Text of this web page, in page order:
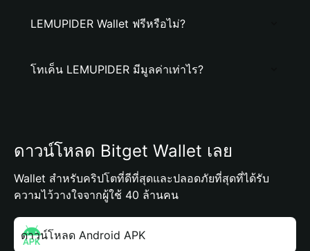
LEMUPIDER Wallet ฟรีหรือไม่?
โทเค็น LEMUPIDER มีมูลค่าเท่าไร?
ดาวน์โหลด Bitget Wallet เลย
Wallet สำหรับคริปโตที่ดีที่สุดและปลอดภัยที่สุดที่ได้รับ
ความไว้วางใจจากผู้ใช้ 40 ล้านคน
ดาวน์โหลด Android APK